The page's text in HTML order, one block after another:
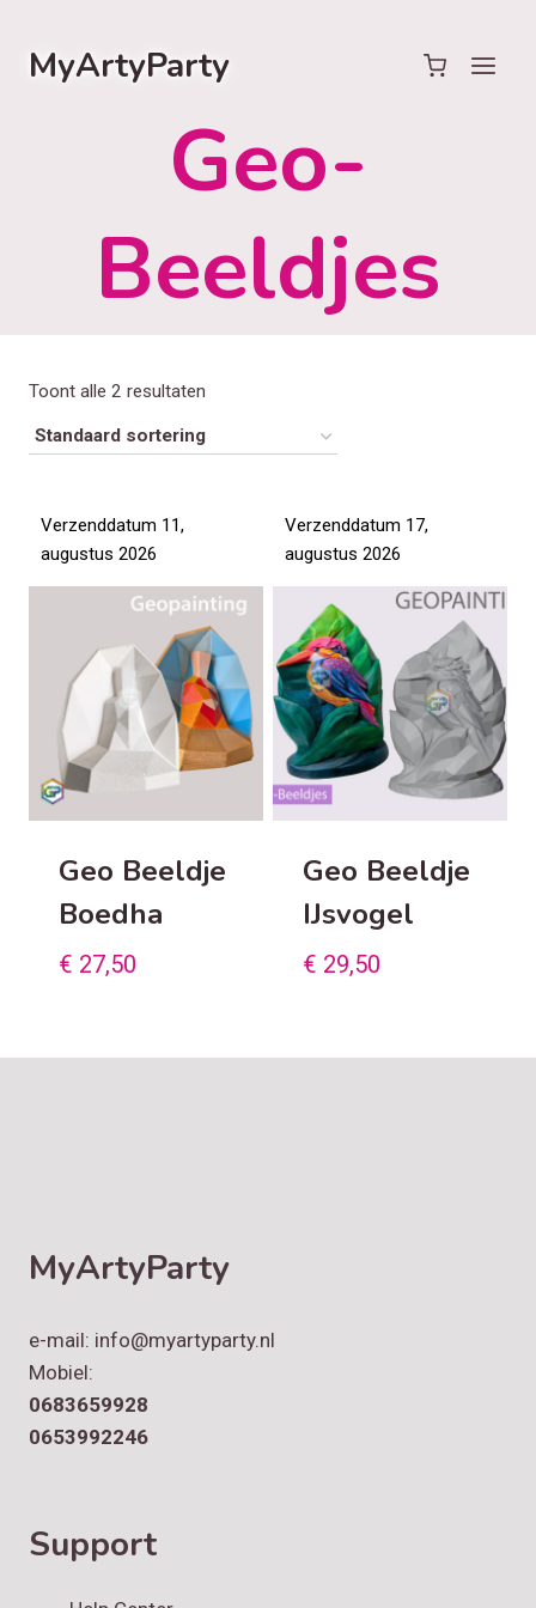
naar
inhoudMyArtyParty
Geo-
Beeldjes
Toont alle 2 resultaten
Verzenddatum 11,
augustus 2026
Geo Beeldje
Boedha
€ 27,50
Verzenddatum 17,
augustus 2026
Geo Beeldje
IJsvogel
€ 29,50
MyArtyParty
e-mail: info@myartyparty.nl
Mobiel:
0683659928
0653992246
Support